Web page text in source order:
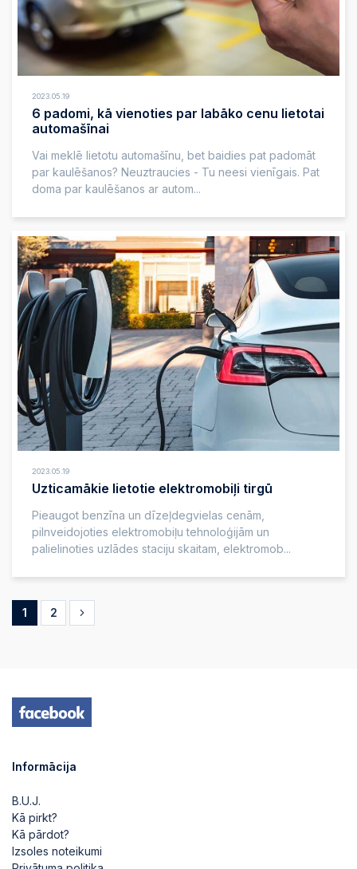
2023.05.19
6 padomi, kā vienoties par labāko cenu lietotai
automašīnai
Vai meklē lietotu automašīnu, bet baidies pat padomāt
par kaulēšanos? Neuztraucies - Tu neesi vienīgais. Pat
doma par kaulēšanos ar autom...
2023.05.19
Uzticamākie lietotie elektromobiļi tirgū
Pieaugot benzīna un dīzeļdegvielas cenām,
pilnveidojoties elektromobiļu tehnoloģijām un
palielinoties uzlādes staciju skaitam, elektromob...
1 2
Informācija
B.U.J.
Kā pirkt?
Kā pārdot?
Izsoles noteikumi